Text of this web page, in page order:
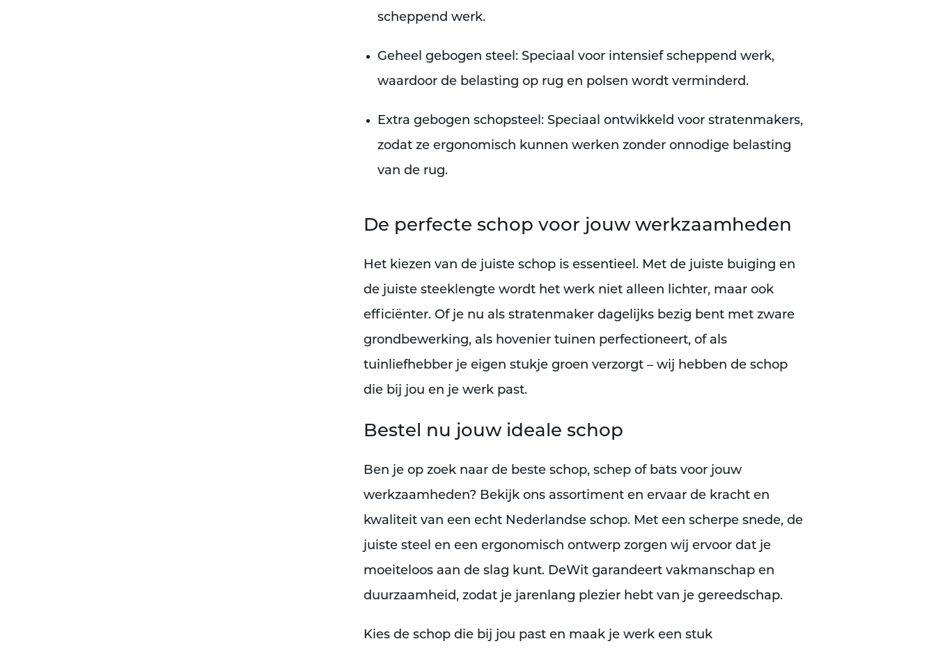
scheppend werk.
Geheel gebogen steel: Speciaal voor intensief scheppend werk,
waardoor de belasting op rug en polsen wordt verminderd.
Extra gebogen schopsteel: Speciaal ontwikkeld voor stratenmakers,
zodat ze ergonomisch kunnen werken zonder onnodige belasting
van de rug.
De perfecte schop voor jouw werkzaamheden
Het kiezen van de juiste schop is essentieel. Met de juiste buiging en
de juiste steeklengte wordt het werk niet alleen lichter, maar ook
efficiënter. Of je nu als stratenmaker dagelijks bezig bent met zware
grondbewerking, als hovenier tuinen perfectioneert, of als
tuinliefhebber je eigen stukje groen verzorgt – wij hebben de schop
die bij jou en je werk past.
Bestel nu jouw ideale schop
Ben je op zoek naar de beste schop, schep of bats voor jouw
werkzaamheden? Bekijk ons assortiment en ervaar de kracht en
kwaliteit van een echt Nederlandse schop. Met een scherpe snede, de
juiste steel en een ergonomisch ontwerp zorgen wij ervoor dat je
moeiteloos aan de slag kunt. DeWit garandeert vakmanschap en
duurzaamheid, zodat je jarenlang plezier hebt van je gereedschap.
Kies de schop die bij jou past en maak je werk een stuk